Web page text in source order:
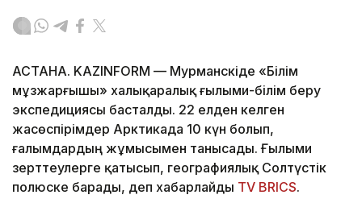
АСТАНА. KAZINFORM — Мурманскіде «Білім
мұзжарғышы» халықаралық ғылыми-білім беру
экспедициясы басталды. 22 елден келген
жасөспірімдер Арктикада 10 күн болып,
ғалымдардың жұмысымен танысады. Ғылыми
зерттеулерге қатысып, географиялық Солтүстік
полюске барады, деп хабарлайды TV BRICS.